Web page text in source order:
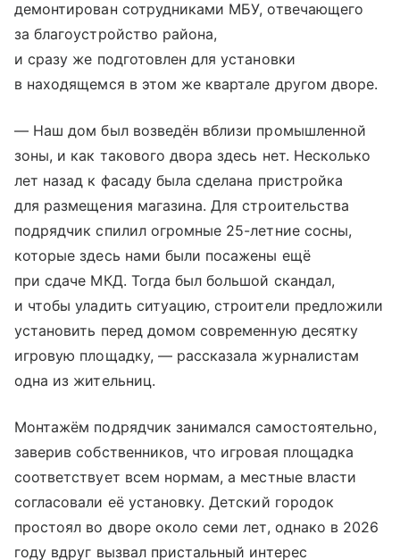
демонтирован сотрудниками МБУ, отвечающего
за благоустройство района,
и сразу же подготовлен для установки
в находящемся в этом же квартале другом дворе.
— Наш дом был возведён вблизи промышленной
зоны, и как такового двора здесь нет. Несколько
лет назад к фасаду была сделана пристройка
для размещения магазина. Для строительства
подрядчик спилил огромные 25-летние сосны,
которые здесь нами были посажены ещё
при сдаче МКД. Тогда был большой скандал,
и чтобы уладить ситуацию, строители предложили
установить перед домом современную десятку
игровую площадку, — рассказала журналистам
одна из жительниц.
Монтажём подрядчик занимался самостоятельно,
заверив собственников, что игровая площадка
соответствует всем нормам, а местные власти
согласовали её установку. Детский городок
простоял во дворе около семи лет, однако в 2026
году вдруг вызвал пристальный интерес